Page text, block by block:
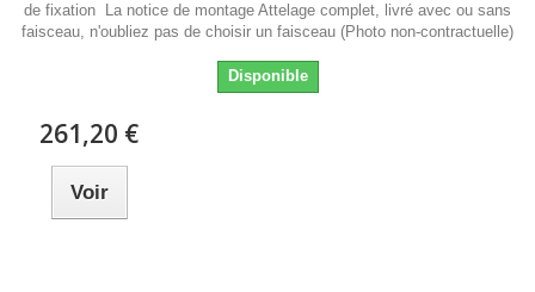
de fixation La notice de montage Attelage complet, livré avec ou sans
faisceau, n'oubliez pas de choisir un faisceau (Photo non-contractuelle)
Disponible
261,20 €
Voir